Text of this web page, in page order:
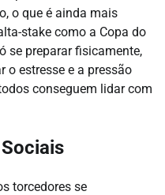
o que é ainda mais
stake como a Copa do
se preparar fisicamente,
o estresse e a pressão
conseguem lidar com
torcedores se